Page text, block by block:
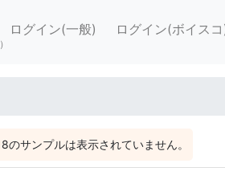
ログイン(一般) ログイン(ボイスコ
サンプルは表示されていません。